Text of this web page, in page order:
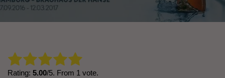
Rate this item:
Rating: 5.00/5. From 1 vote.